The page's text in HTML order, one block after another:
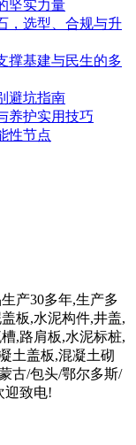
坚实力量
，选型、合规与升
撑基建与民生的多
避坑指南
养护实用技巧
性节点
产30多年,生产多
板,水泥构件,井盖,
,路肩板,水泥标桩,
土盖板,混凝土砌
古/包头/鄂尔多斯/
迎致电!